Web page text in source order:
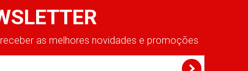
as melhores novidades e promoções